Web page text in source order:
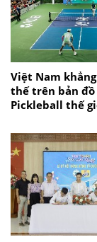
Việt Nam
thế trên bản đồ
Pickleball thế